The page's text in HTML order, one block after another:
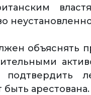
объяснять
арестована.